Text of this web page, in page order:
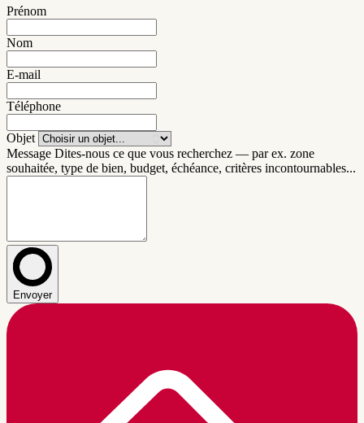
Prénom
Nom
E-mail
Téléphone
Objet
Message Dites-nous ce que vous recherchez — par ex. zone
souhaitée, type de bien, budget, échéance, critères incontournables...
Envoyer